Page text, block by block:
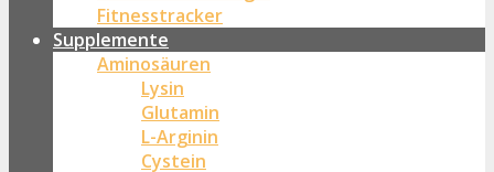
Fitnesstracker
Supplemente
Aminosäuren
Lysin
Glutamin
L-Arginin
Cystein